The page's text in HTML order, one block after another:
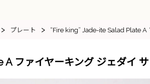
> プレート > “Fire king” Jade-ite Salad Plate
ファイヤーキング ジェダイ